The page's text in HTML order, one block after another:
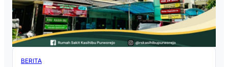
BERITA